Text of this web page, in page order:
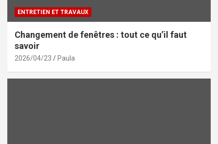
ENTRETIEN ET TRAVAUX
Changement de fenêtres : tout ce qu’il faut
savoir
2026/04/23 Paula